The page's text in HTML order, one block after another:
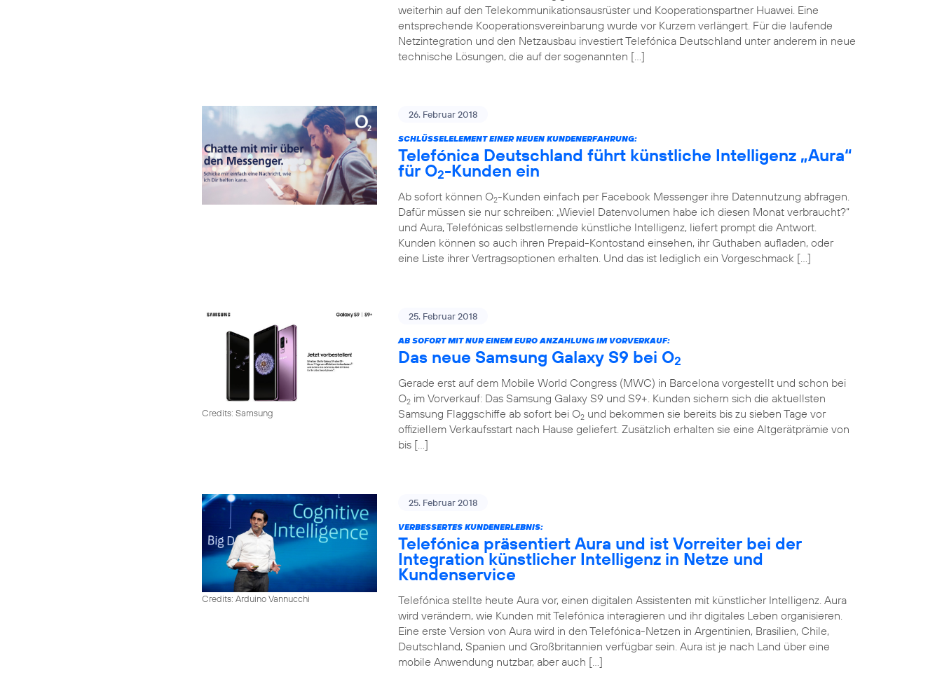
weiterhin auf den Telekommunikationsausrüster und Kooperationspartner Huawei. Eine
entsprechende Kooperationsvereinbarung wurde vor Kurzem verlängert. Für die laufende
Netzintegration und den Netzausbau investiert Telefónica Deutschland unter anderem in neue
technische Lösungen, die auf der sogenannten […]
26. Februar 2018
SCHLÜSSELELEMENT EINER NEUEN KUNDENERFAHRUNG:
Telefónica Deutschland führt künstliche Intelligenz „Aura“
für O2-Kunden ein
Ab sofort können O2-Kunden einfach per Facebook Messenger ihre Datennutzung abfragen.
Dafür müssen sie nur schreiben: „Wieviel Datenvolumen habe ich diesen Monat verbraucht?“
und Aura, Telefónicas selbstlernende künstliche Intelligenz, liefert prompt die Antwort.
Kunden können so auch ihren Prepaid-Kontostand einsehen, ihr Guthaben aufladen, oder
eine Liste ihrer Vertragsoptionen erhalten. Und das ist lediglich ein Vorgeschmack […]
Credits: Samsung
25. Februar 2018
AB SOFORT MIT NUR EINEM EURO ANZAHLUNG IM VORVERKAUF:
Das neue Samsung Galaxy S9 bei O2
Gerade erst auf dem Mobile World Congress (MWC) in Barcelona vorgestellt und schon bei
O2 im Vorverkauf: Das Samsung Galaxy S9 und S9+. Kunden sichern sich die aktuellsten
Samsung Flaggschiffe ab sofort bei O2 und bekommen sie bereits bis zu sieben Tage vor
offiziellem Verkaufsstart nach Hause geliefert. Zusätzlich erhalten sie eine Altgerätprämie von
bis […]
Credits: Arduino Vannucchi
25. Februar 2018
VERBESSERTES KUNDENERLEBNIS:
Telefónica präsentiert Aura und ist Vorreiter bei der
Integration künstlicher Intelligenz in Netze und
Kundenservice
Telefónica stellte heute Aura vor, einen digitalen Assistenten mit künstlicher Intelligenz. Aura
wird verändern, wie Kunden mit Telefónica interagieren und ihr digitales Leben organisieren.
Eine erste Version von Aura wird in den Telefónica-Netzen in Argentinien, Brasilien, Chile,
Deutschland, Spanien und Großbritannien verfügbar sein. Aura ist je nach Land über eine
mobile Anwendung nutzbar, aber auch […]